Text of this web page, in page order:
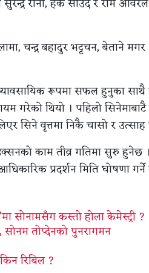
चन्द्र बहादुर भट्टचन, बेताने मगर
रूपमा सफल हुनुका
गरेको थियो । पहिलो
सिने वृत्तमा निकै चासो र
काम तीव्र गतिमा सुरु हुनेछ
प्रदर्शन मिति घोषणा
सोनामसँग कस्तो होला केमेस्ट्री ?
सोनम तोप्देनको पुनरागमन
रिबिल ?